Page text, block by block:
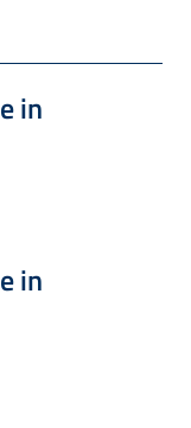
in 1.37 MB
in 1.24 MB